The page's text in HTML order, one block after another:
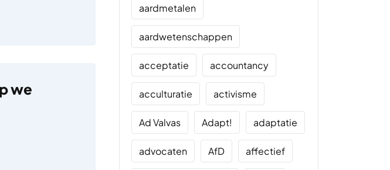
we
aardmetalen
aardwetenschappen
acceptatie accountancy
acculturatie activisme
Ad Valvas Adapt! adaptatie
advocaten AfD affectief